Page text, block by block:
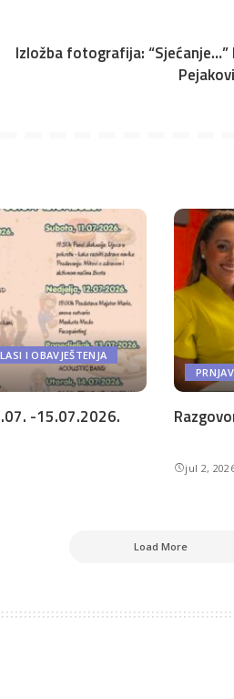
Izložba fotografija: “Sjećanje…”
I OBAVJEŠTENJA
-15.07.2026.
jul 2,
Load More